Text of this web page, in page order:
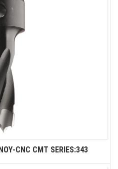
CNC CMT SERIES:343